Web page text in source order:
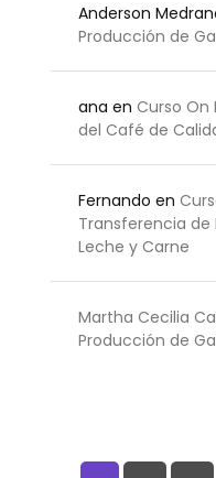
Anderson
Producción de
ana en Curso On
del Café de
Fernando en
Transferencia de
Leche y Carne
Martha Cecilia
Producción de